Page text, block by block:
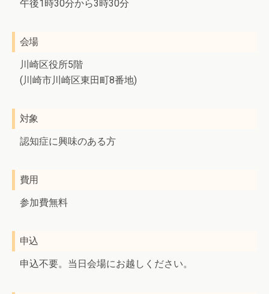
午後1時30分から3時30分
会場
川崎区役所5階
(川崎市川崎区東田町8番地)
対象
認知症に興味のある方
費用
参加費無料
申込
申込不要。当日会場にお越しください。